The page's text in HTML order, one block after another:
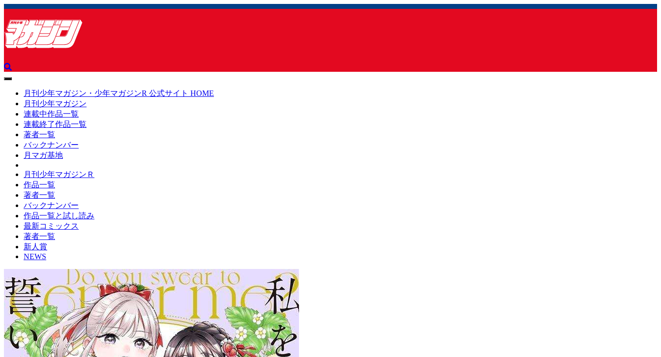
toggle
navigation月刊少年マガジン・少年マガジンR 公式サイト HOME
月刊少年マガジン
連載中作品一覧
連載終了作品一覧
著者一覧
バックナンバー
月マガ基地
月刊少年マガジンＲ
作品一覧
著者一覧
バックナンバー
作品一覧と試し読み
最新コミックス
著者一覧
新人賞
NEWS